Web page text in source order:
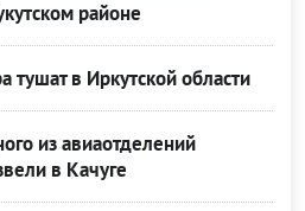
районе
в Иркутской области
из авиаотделений
в Качуге